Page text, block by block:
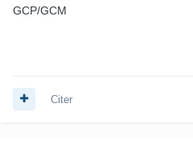
GCP/GCM
Citer